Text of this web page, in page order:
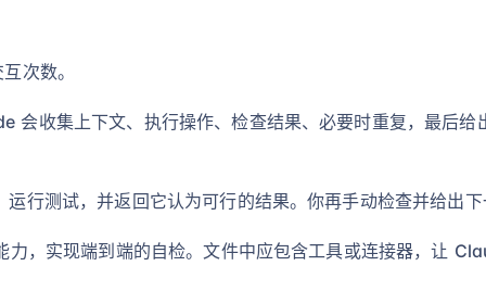
次数。
会收集上下文、执行操作、检查结果、必要时重复，最后给
行测试，并返回它认为可行的结果。你再手动检查并给出下
，实现端到端的自检。文件中应包含工具或连接器，让